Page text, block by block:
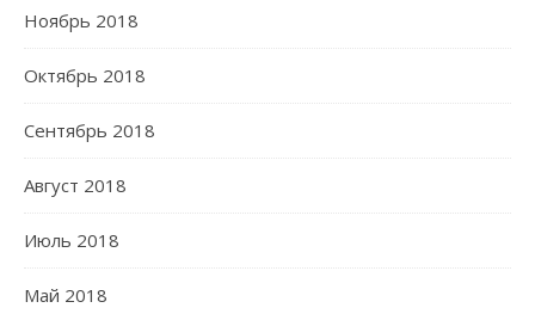
Ноябрь 2018
Октябрь 2018
Сентябрь 2018
Август 2018
Июль 2018
Май 2018